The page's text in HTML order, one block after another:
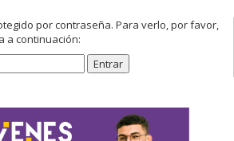
por contraseña. Para verlo, por favor,
a continuación: